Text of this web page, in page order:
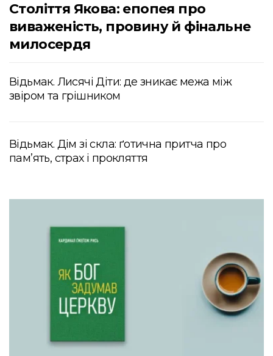
Століття Якова: епопея про
виваженість, провину й фінальне
милосердя
Відьмак. Лисячі Діти: де зникає межа між
звіром та грішником
Відьмак. Дім зі скла: ґотична притча про
пам’ять, страх і прокляття